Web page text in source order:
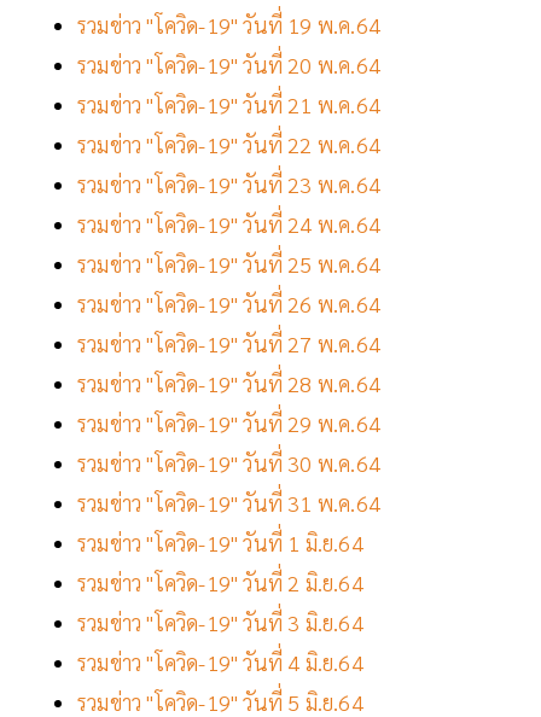
รวมข่าว "โควิด-19" วันที่ 19 พ.ค.64
รวมข่าว "โควิด-19" วันที่ 20 พ.ค.64
รวมข่าว "โควิด-19" วันที่ 21 พ.ค.64
รวมข่าว "โควิด-19" วันที่ 22 พ.ค.64
รวมข่าว "โควิด-19" วันที่ 23 พ.ค.64
รวมข่าว "โควิด-19" วันที่ 24 พ.ค.64
รวมข่าว "โควิด-19" วันที่ 25 พ.ค.64
รวมข่าว "โควิด-19" วันที่ 26 พ.ค.64
รวมข่าว "โควิด-19" วันที่ 27 พ.ค.64
รวมข่าว "โควิด-19" วันที่ 28 พ.ค.64
รวมข่าว "โควิด-19" วันที่ 29 พ.ค.64
รวมข่าว "โควิด-19" วันที่ 30 พ.ค.64
รวมข่าว "โควิด-19" วันที่ 31 พ.ค.64
รวมข่าว "โควิด-19" วันที่ 1 มิ.ย.64
รวมข่าว "โควิด-19" วันที่ 2 มิ.ย.64
รวมข่าว "โควิด-19" วันที่ 3 มิ.ย.64
รวมข่าว "โควิด-19" วันที่ 4 มิ.ย.64
รวมข่าว "โควิด-19" วันที่ 5 มิ.ย.64